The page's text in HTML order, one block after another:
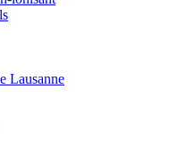
Lausanne